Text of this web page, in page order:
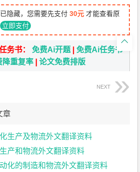
隐藏，您需要先支付30元 才能查看原
立即支付
务书：免费Ai开题 |免费Ai任务书
降重复率 |论文免费排版
NEXT
章
生产及物流外文翻译资料
产和物流外文翻译资料
化的制造和物流外文翻译资料
